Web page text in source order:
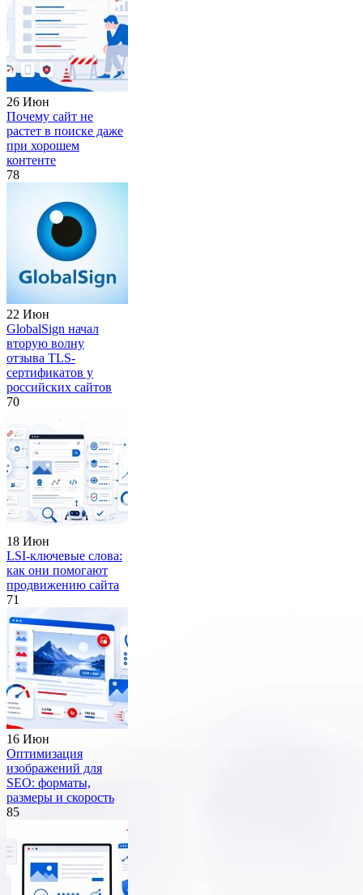
26 Июн
Почему сайт не
растет в поиске даже
при хорошем
контенте
78
22 Июн
GlobalSign начал
вторую волну
отзыва TLS-
сертификатов у
российских сайтов
70
18 Июн
LSI-ключевые слова:
как они помогают
продвижению сайта
71
16 Июн
Оптимизация
изображений для
SEO: форматы,
размеры и скорость
85